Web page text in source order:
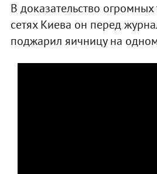
В доказательство огромных
сетях Киева он перед
поджарил яичницу на